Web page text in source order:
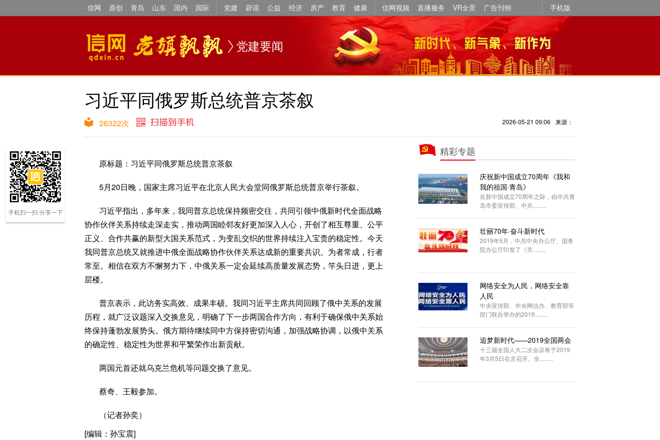
信网 原创 青岛 山东 国内 国际 党建 辟谣 公益 经济 房产 教育 健康 信网视频 直播服务 VR全景 广告刊例 手机版
党建要闻
习近平同俄罗斯总统普京茶叙
2026-05-21 09:06 来源：
26322次
原标题：习近平同俄罗斯总统普京茶叙
5月20日晚，国家主席习近平在北京人民大会堂同俄罗斯总统普京举行茶叙。
习近平指出，多年来，我同普京总统保持频密交往，共同引领中俄新时代全面战略
协作伙伴关系持续走深走实，推动两国睦邻友好更加深入人心，开创了相互尊重、公平
正义、合作共赢的新型大国关系范式，为变乱交织的世界持续注入宝贵的稳定性。今天
我同普京总统又就推进中俄全面战略协作伙伴关系达成新的重要共识。为者常成，行者
常至。相信在双方不懈努力下，中俄关系一定会延续高质量发展态势，竿头日进，更上
层楼。
普京表示，此访务实高效、成果丰硕。我同习近平主席共同回顾了俄中关系的发展
历程，就广泛议题深入交换意见，明确了下一步两国合作方向，有利于确保俄中关系始
终保持蓬勃发展势头。俄方期待继续同中方保持密切沟通，加强战略协调，以俄中关系
的确定性、稳定性为世界和平繁荣作出新贡献。
两国元首还就乌克兰危机等问题交换了意见。
蔡奇、王毅参加。
（记者孙奕）
[编辑：孙宝震]
精彩专题
庆祝新中国成立70周年《我和
我的祖国·青岛》
在新中国成立70周年之际，由中共青
岛市委宣传部、中共.........
壮丽70年·奋斗新时代
2019年5月，中共中央办公厅、国务
院办公厅印发了《关.........
网络安全为人民，网络安全靠
人民
中央宣传部、中央网信办、教育部等
部门联合举办的2019.........
追梦新时代——2019全国两会
十三届全国人大二次会议将于2019
年3月5日在京召开。全.........
手机扫一扫·分享一下